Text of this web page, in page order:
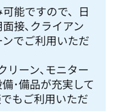
能ですので、日
接､クライアン
でご利用いただ
リーン､モニター
･備品が充実して
もご利用いただ